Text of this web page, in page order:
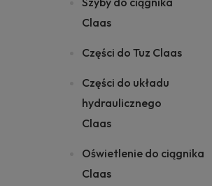
Claas
Części do Tuz Claas
Części do układu
hydraulicznego
Claas
Oświetlenie do ciągnika
Claas